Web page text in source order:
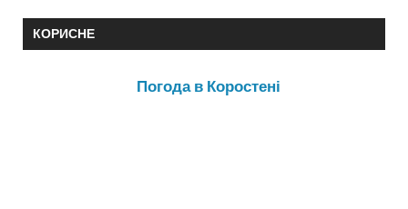
КОРИСНЕ
Погода в Коростені